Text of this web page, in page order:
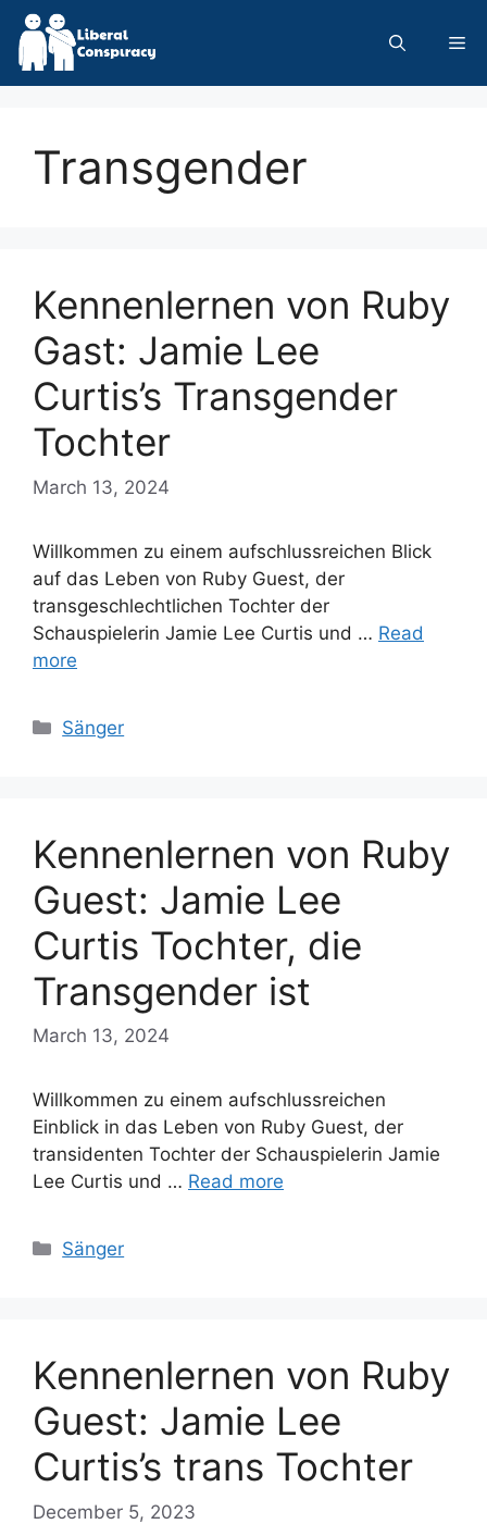
Skip
content
Transgender
Kennenlernen von Ruby
Gast: Jamie Lee
Curtis’s Transgender
Tochter
March 13, 2024
Willkommen zu einem aufschlussreichen Blick
auf das Leben von Ruby Guest, der
transgeschlechtlichen Tochter der
Schauspielerin Jamie Lee Curtis und … Read
more
Categories
Sänger
Kennenlernen von Ruby
Guest: Jamie Lee
Curtis Tochter, die
Transgender ist
March 13, 2024
Willkommen zu einem aufschlussreichen
Einblick in das Leben von Ruby Guest, der
transidenten Tochter der Schauspielerin Jamie
Lee Curtis und … Read more
Categories
Sänger
Kennenlernen von Ruby
Guest: Jamie Lee
Curtis’s trans Tochter
December 5, 2023